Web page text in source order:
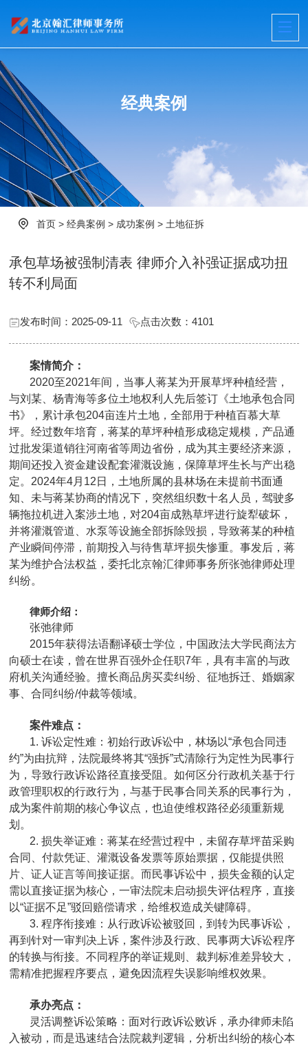
经典案例
首页 >经典案例 > 成功案例 > 土地征拆
承包草场被强制清表 律师介入补强证据成功扭
转不利局面
发布时间：2025-09-11 点击次数：4101
案情简介：
2020至2021年间，当事人蒋某为开展草坪种植经营，
与刘某、杨青海等多位土地权利人先后签订《土地承包合同
书》，累计承包204亩连片土地，全部用于种植百慕大草
坪。经过数年培育，蒋某的草坪种植形成稳定规模，产品通
过批发渠道销往河南省等周边省份，成为其主要经济来源，
期间还投入资金建设配套灌溉设施，保障草坪生长与产出稳
定。2024年4月12日，土地所属的县林场在未提前书面通
知、未与蒋某协商的情况下，突然组织数十名人员，驾驶多
辆拖拉机进入案涉土地，对204亩成熟草坪进行旋犁破坏，
并将灌溉管道、水泵等设施全部拆除毁损，导致蒋某的种植
产业瞬间停滞，前期投入与待售草坪损失惨重。事发后，蒋
某为维护合法权益，委托北京翰汇律师事务所张弛律师处理
纠纷。
律师介绍：
张弛律师
2015年获得法语翻译硕士学位，中国政法大学民商法方
向硕士在读，曾在世界百强外企任职7年，具有丰富的与政
府机关沟通经验。擅长商品房买卖纠纷、征地拆迁、婚姻家
事、合同纠纷/仲裁等领域。
案件难点：
1. 诉讼定性难：初始行政诉讼中，林场以“承包合同违
约”为由抗辩，法院最终将其“强拆”式清除行为定性为民事行
为，导致行政诉讼路径直接受阻。如何区分行政机关基于行
政管理职权的行政行为，与基于民事合同关系的民事行为，
成为案件前期的核心争议点，也迫使维权路径必须重新规
划。
2. 损失举证难：蒋某在经营过程中，未留存草坪苗采购
合同、付款凭证、灌溉设备发票等原始票据，仅能提供照
片、证人证言等间接证据。而民事诉讼中，损失金额的认定
需以直接证据为核心，一审法院未启动损失评估程序，直接
以“证据不足”驳回赔偿请求，给维权造成关键障碍。
3. 程序衔接难：从行政诉讼被驳回，到转为民事诉讼，
再到针对一审判决上诉，案件涉及行政、民事两大诉讼程序
的转换与衔接。不同程序的举证规则、裁判标准差异较大，
需精准把握程序要点，避免因流程失误影响维权效果。
承办亮点：
灵活调整诉讼策略：面对行政诉讼败诉，承办律师未陷
入被动，而是迅速结合法院裁判逻辑，分析出纠纷的核心本